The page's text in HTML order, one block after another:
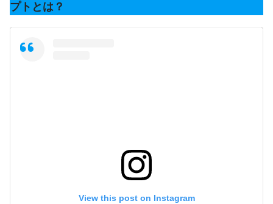
プトとは？
View this post on Instagram